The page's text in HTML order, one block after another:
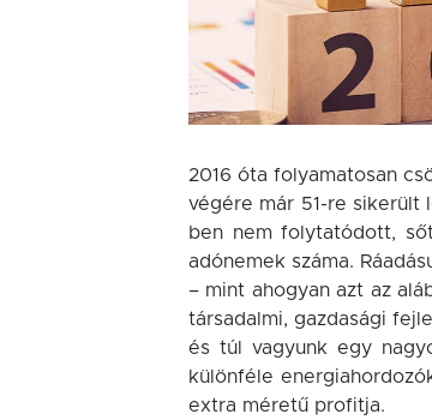
2016 óta folyamatosan
végére már 51-re sikerült
ben nem folytatódott,
adónemek száma.
– mint ahogyan azt az
társadalmi, gazdasági
és túl vagyunk egy
különféle
extra méretű profitja.